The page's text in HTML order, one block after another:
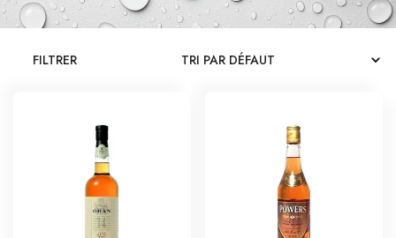
CATALOGUES
CONTACT
SE CONNECTER
FILTRER